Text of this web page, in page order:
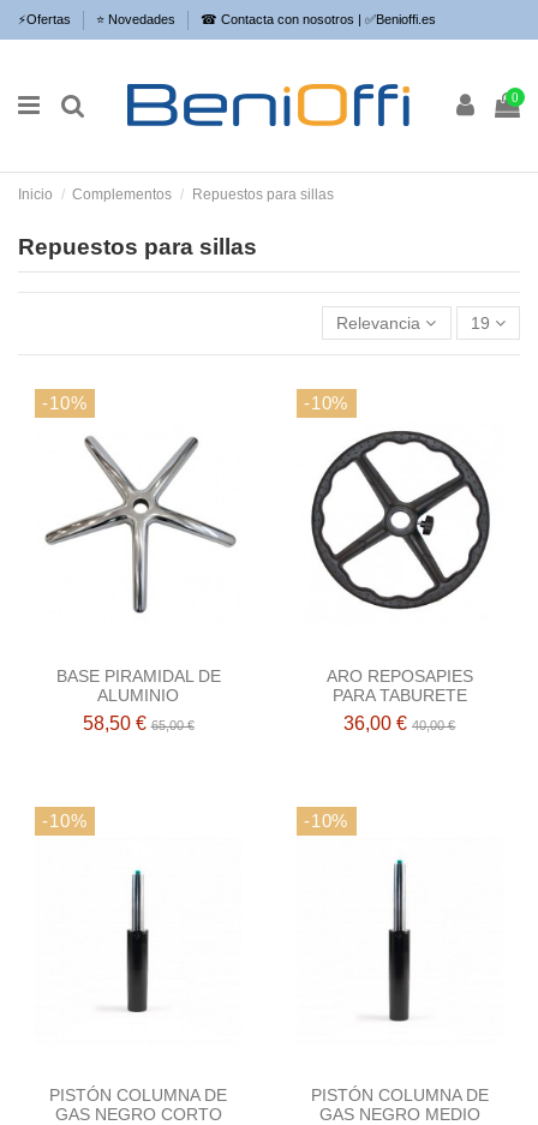
⚡​Ofertas ⭐​ Novedades ☎ Contacta con nosotros | ✅Benioffi.es
0
Inicio Complementos Repuestos para sillas
Repuestos para sillas
Relevancia 19
-10%
BASE PIRAMIDAL DE
ALUMINIO
58,50 €65,00 €
-10%
ARO REPOSAPIES
PARA TABURETE
36,00 €40,00 €
-10%
PISTÓN COLUMNA DE
GAS NEGRO CORTO
-10%
PISTÓN COLUMNA DE
GAS NEGRO MEDIO